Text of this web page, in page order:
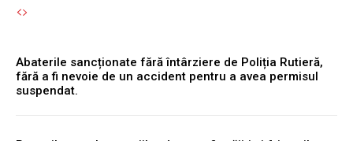
Abaterile sancționate fără întârziere de Poliția Rutieră,
fără a fi nevoie de un accident pentru a avea permisul
suspendat.